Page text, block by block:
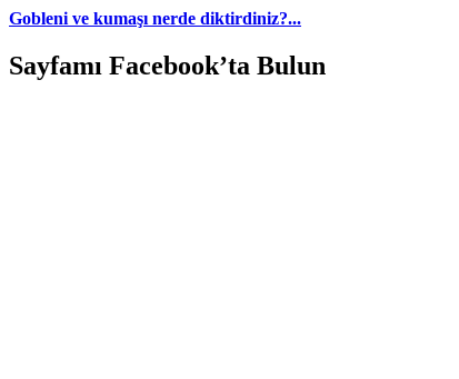
Gobleni ve kumaşı nerde diktirdiniz?...
Sayfamı Facebook’ta Bulun